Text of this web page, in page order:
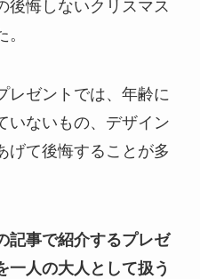
後悔しないクリスマス
レゼントでは、年齢に
いないもの、デザイン
げて後悔することが多
記事で紹介するプレゼ
一人の大人として扱う